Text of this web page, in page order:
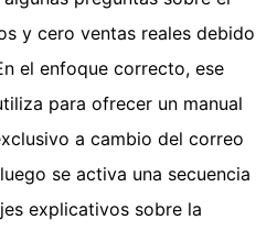
y cero ventas reales debido
el enfoque correcto, ese
para ofrecer un manual
a cambio del correo
se activa una secuencia
explicativos sobre la